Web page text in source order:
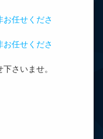
お任せくださ
お任せくださ
さいませ。